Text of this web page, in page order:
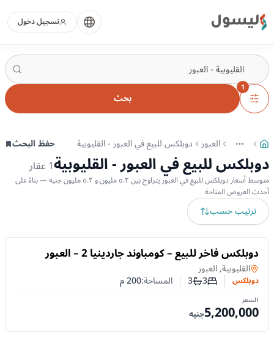
ليسول تسجيل دخول
1
بحث
More
عرض المزيد من المسارات
العبور دوبلكس للبيع في العبور - القليوبية حفظ البحث
دوبلكس للبيع في العبور - القليوبية1عقار
متوسط أسعار دوبلكس للبيع في العبور يتراوح بين ٥.٢ مليون و ٥.٢ مليون جنيه — بناءً على
أحدث العروض المتاحة
ترتيب حسب
للبيع
دوبلكس فاخر للبيع – كومباوند جاردينيا 2 – العبور
دوبلكسفي
القليوبية, العبور
دوبلكس عدد غرف النوم
3عدد الحمامات
3 المساحة:200م
السعر
5,200,000جنيه